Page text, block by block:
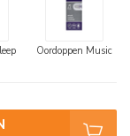
Oordoppen Music